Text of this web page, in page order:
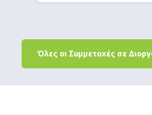
Όλες οι Συμμετοχές σε